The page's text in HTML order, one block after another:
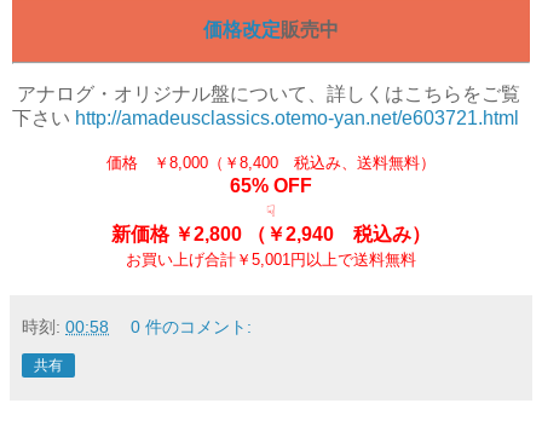
価格改定販売中
アナログ ・オリジナル盤について、詳しくはこちらをご覧
下さい http://amadeusclassics.otemo-yan.net/e603721.html
価格 ￥8,000（￥8,400 税込み、送料無料）
65% OFF
☟
新価格 ￥2,800 （￥2,940 税込み）
お買い上げ合計￥5,001円以上で送料無料
時刻: 00:58 0 件のコメント:
共有